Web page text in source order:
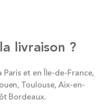
la livraison ?
et en Île-de-France,
Toulouse, Aix-en-
Bordeaux.